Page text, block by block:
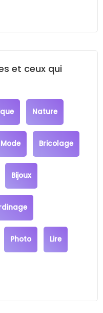
et ceux qui
Nature
Mode Bricolage
Bijoux
Photo Lire